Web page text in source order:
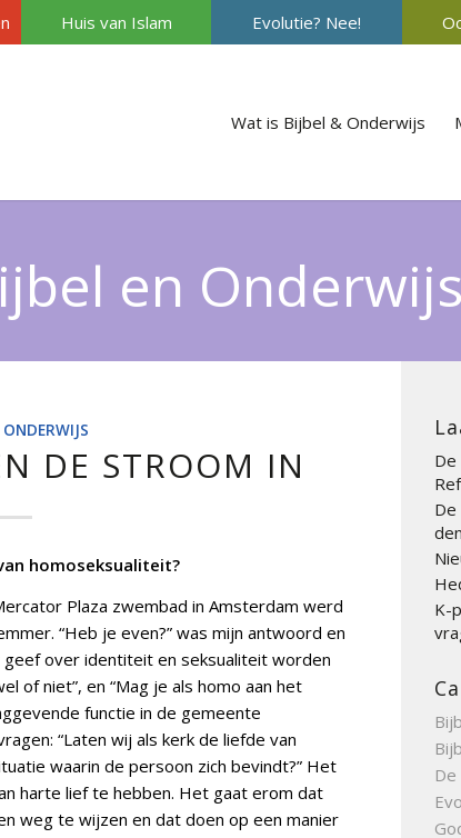
Huis van Islam Evolutie? Nee!
Wat is Bijbel & Onderwijs
en
DE STROOM IN
homoseksualiteit?
Plaza zwembad in Amsterdam werd
“Heb je even?” was mijn antwoord en
geef over identiteit en seksualiteit worden
of niet”, en “Mag je als homo aan het
functie in de gemeente
“Laten wij als kerk de liefde van
waarin de persoon zich bevindt?” Het
harte lief te hebben. Het gaat erom dat
weg te wijzen en dat doen op een manier
K-